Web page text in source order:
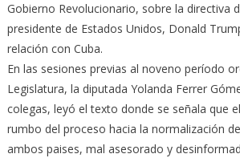
Gobierno Revolucionario, sobre la directiva
presidente de Estados Unidos, Donald
relación con Cuba.
En las sesiones previas al noveno período
Legislatura, la diputada Yolanda Ferrer
colegas, leyó el texto donde se señala que
rumbo del proceso hacia la normalización
ambos paises, mal asesorado y